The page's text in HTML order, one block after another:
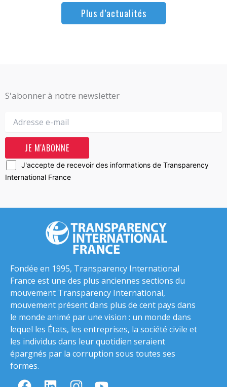
Plus d’actualités
S'abonner à notre newsletter
J'accepte de recevoir des informations de Transparency
International France
Fondée en 1995, Transparency International
France est une des plus anciennes sections du
mouvement Transparency International,
mouvement présent dans plus de cent pays dans
le monde animé par une vision : un monde dans
lequel les États, les entreprises, la société civile et
les individus dans leur quotidien seraient
épargnés par la corruption sous toutes ses
formes.